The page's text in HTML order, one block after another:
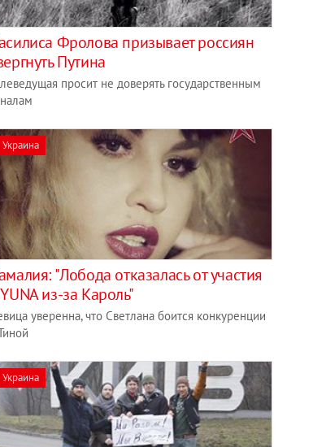
Фролова призывает россиян
Путина
просит не доверять государственным
Украина
"Лобода отказалась от участия
из-за Кароль"
уверенна, что Светлана боится конкуренции
Украина